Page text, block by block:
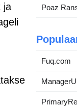
ja
Poaz
Fuq.com